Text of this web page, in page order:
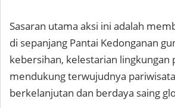
Sasaran utama aksi ini adalah
di sepanjang Pantai Kedonganan
kebersihan, kelestarian lingkungan
mendukung terwujudnya
berkelanjutan dan berdaya saing